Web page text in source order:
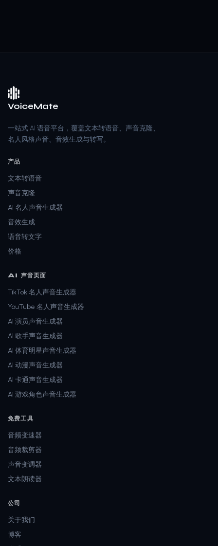
VoiceMate
一站式 AI 语音平台，覆盖文本转语音、声音克隆、
名人风格声音、音效生成与转写。
产品
文本转语音
声音克隆
AI 名人声音生成器
音效生成
语音转文字
价格
AI 声音页面
TikTok 名人声音生成器
YouTube 名人声音生成器
AI 演员声音生成器
AI 歌手声音生成器
AI 体育明星声音生成器
AI 动漫声音生成器
AI 卡通声音生成器
AI 游戏角色声音生成器
免费工具
音频变速器
音频裁剪器
声音变调器
文本朗读器
公司
关于我们
博客